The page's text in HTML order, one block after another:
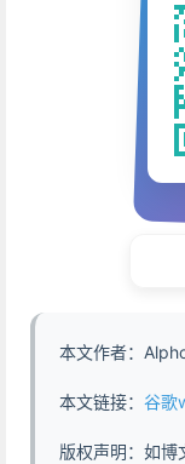
本文作者：
本文链接： 谷歌
版权声明：如博